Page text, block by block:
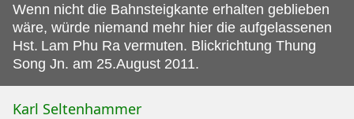
Wenn nicht die Bahnsteigkante erhalten geblieben
wäre, würde niemand mehr hier die aufgelassenen
Hst. Lam Phu Ra vermuten. Blickrichtung Thung
Song Jn. am 25.August 2011.
Karl Seltenhammer